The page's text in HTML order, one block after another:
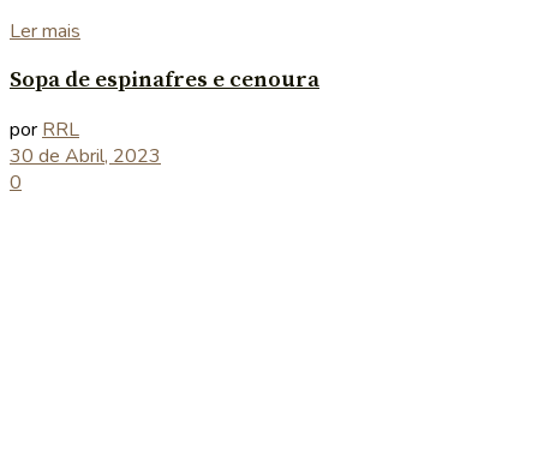
Ler mais
Sopa de espinafres e cenoura
por RRL
30 de Abril, 2023
0